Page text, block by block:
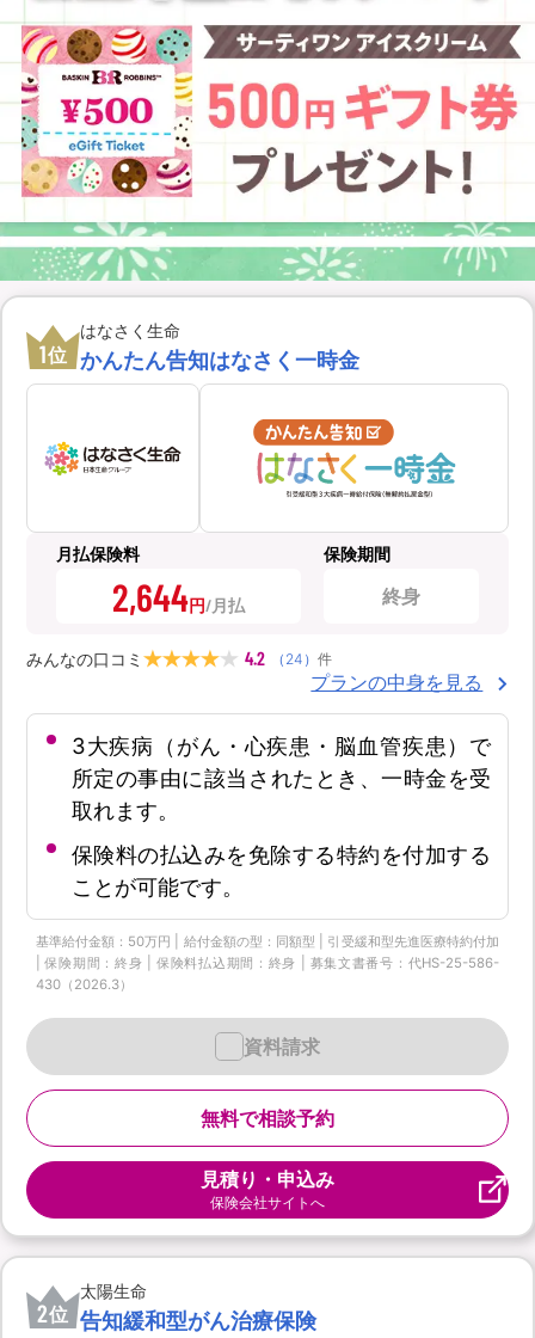
1位
はなさく生命
かんたん告知はなさく一時金
月払保険料
2,644円
保険期間
終身
みんなの口コミ 4.2 （ 24 ） 件
プランの中身を見る
3大疾病（がん・心疾患・脳血管疾患）で
所定の事由に該当されたとき、一時金を受
取れます。
保険料の払込みを免除する特約を付加する
ことが可能です。
基準給付金額：50万円 | 給付金額の型：同額型 | 引受緩和型先進医療特約付加
| 保険期間：終身 | 保険料払込期間：終身 | 募集文書番号：代HS-25-586-
430（2026.3）
無料で相談予約
資料請求
見積り・申込み
保険会社サイトへ
2位
太陽生命
告知緩和型がん治療保険